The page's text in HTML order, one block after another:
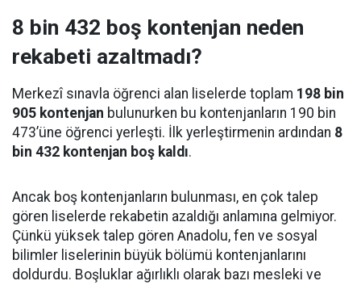
8 bin 432 boş kontenjan neden
rekabeti azaltmadı?
Merkezî sınavla öğrenci alan liselerde toplam 198 bin
905 kontenjan bulunurken bu kontenjanların 190 bin
473’üne öğrenci yerleşti. İlk yerleştirmenin ardından 8
bin 432 kontenjan boş kaldı.
Ancak boş kontenjanların bulunması, en çok talep
gören liselerde rekabetin azaldığı anlamına gelmiyor.
Çünkü yüksek talep gören Anadolu, fen ve sosyal
bilimler liselerinin büyük bölümü kontenjanlarını
doldurdu. Boşluklar ağırlıklı olarak bazı mesleki ve